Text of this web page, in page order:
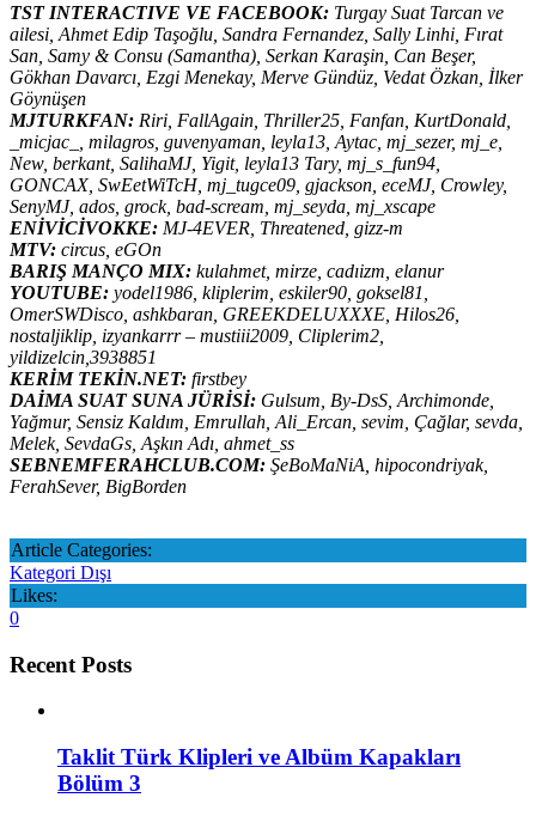
TST INTERACTIVE VE FACEBOOK: Turgay Suat Tarcan ve
ailesi, Ahmet Edip Taşoğlu, Sandra Fernandez, Sally Linhi, Fırat
San, Samy & Consu (Samantha), Serkan Karaşin, Can Beşer,
Gökhan Davarcı, Ezgi Menekay, Merve Gündüz, Vedat Özkan, İlker
Göynüşen
MJTURKFAN: Riri, FallAgain, Thriller25, Fanfan, KurtDonald,
_micjac_, milagros, guvenyaman, leyla13, Aytac, mj_sezer, mj_e,
New, berkant, SalihaMJ, Yigit, leyla13 Tary, mj_s_fun94,
GONCAX, SwEetWiTcH, mj_tugce09, gjackson, eceMJ, Crowley,
SenyMJ, ados, grock, bad-scream, mj_seyda, mj_xscape
ENİVİCİVOKKE: MJ-4EVER, Threatened, gizz-m
MTV: circus, eGOn
BARIŞ MANÇO MIX: kulahmet, mirze, cadıizm, elanur
YOUTUBE: yodel1986, kliplerim, eskiler90, goksel81,
OmerSWDisco, ashkbaran, GREEKDELUXXXE, Hilos26,
nostaljiklip, izyankarrr – mustiii2009, Cliplerim2,
yildizelcin,3938851
KERİM TEKİN.NET: firstbey
DAİMA SUAT SUNA JÜRİSİ: Gulsum, By-DsS, Archimonde,
Yağmur, Sensiz Kaldım, Emrullah, Ali_Ercan, sevim, Çağlar, sevda,
Melek, SevdaGs, Aşkın Adı, ahmet_ss
SEBNEMFERAHCLUB.COM: ŞeBoMaNiA, hipocondriyak,
FerahSever, BigBorden
Article Categories:
Kategori Dışı
Likes:
0
Recent Posts
Taklit Türk Klipleri ve Albüm Kapakları
Bölüm 3